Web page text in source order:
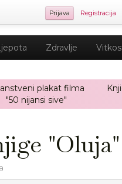
Prijava Registracija
Zdravlje
plakat filma
"50 nijansi sive"
"Oluja"